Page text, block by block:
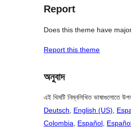
Report
Does this theme have
Report this theme
অনুবাদ
এই থিমটি নিম্নলিখিত ভাষাগুলোতে
Deutsch, English (US),
Colombia, Español,